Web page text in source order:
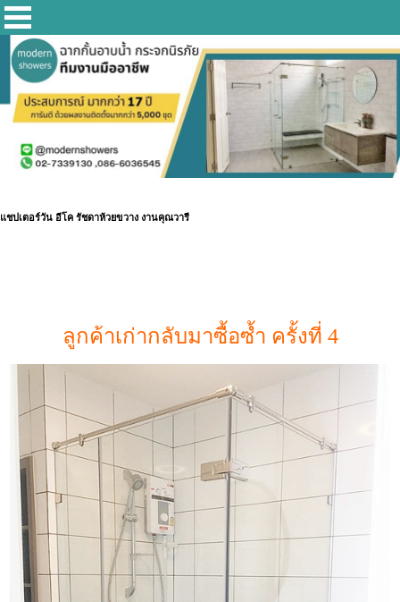
แชปเตอร์วัน อีโค รัชดาห้วยขวาง งานคุณวารี
ลูกค้าเก่ากลับมาซื้อซ้ำ ครั้งที่ 4